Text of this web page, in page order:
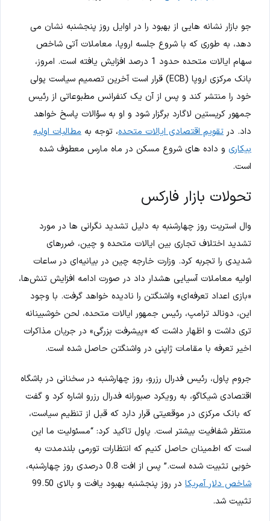
جو بازار نشانه هایی از بهبود را در اوایل روز پنجشنبه نشان می
دهد، به طوری که با شروع جلسه اروپا، معاملات آتی شاخص
سهام ایالات متحده حدود 1 درصد افزایش یافته است. امروز،
بانک مرکزی اروپا (ECB) قرار است آخرین تصمیم سیاست پولی
خود را منتشر کند و پس از آن یک کنفرانس مطبوعاتی از رئیس
جمهور کریستین لاگارد برگزار شود و او به سؤالات پاسخ خواهد
داد. در تقویم اقتصادی ایالات متحده، توجه به مطالبات اولیه
بیکاری و داده های شروع مسکن در ماه مارس معطوف شده
است.
تحولات بازار فارکس
وال استریت روز چهارشنبه به دلیل تشدید نگرانی ها در مورد
تشدید اختلاف تجاری بین ایالات متحده و چین، ضررهای
شدیدی را تجربه کرد. وزارت خارجه چین در بیانیه‌ای در ساعات
اولیه معاملات آسیایی هشدار داد در صورت ادامه افزایش تنش‌ها،
«بازی اعداد تعرفه‌ای» واشنگتن را نادیده خواهد گرفت. با وجود
این، دونالد ترامپ، رئیس جمهور ایالات متحده، لحن خوشبینانه
تری داشت و اظهار داشت که «پیشرفت بزرگی» در جریان مذاکرات
اخیر تعرفه با مقامات ژاپنی در واشنگتن حاصل شده است.
جروم پاول، رئیس فدرال رزرو، روز چهارشنبه در سخنانی در باشگاه
اقتصادی شیکاگو، به رویکرد صبورانه فدرال رزرو اشاره کرد و گفت
که بانک مرکزی در موقعیتی قرار دارد که قبل از تنظیم سیاست،
منتظر شفافیت بیشتر است. پاول تاکید کرد: “مسئولیت ما این
است که اطمینان حاصل کنیم که انتظارات تورمی بلندمدت به
خوبی تثبیت شده است.” پس از افت 0.8 درصدی روز چهارشنبه،
شاخص دلار آمریکا
در روز پنجشنبه بهبود یافت و بالای 99.50
تثبیت شد.